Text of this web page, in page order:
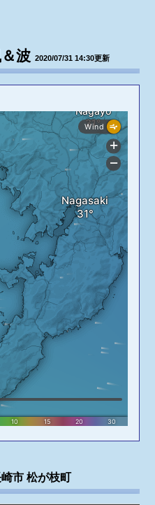
＆波2020/07/31 14:30更新
市 松が枝町